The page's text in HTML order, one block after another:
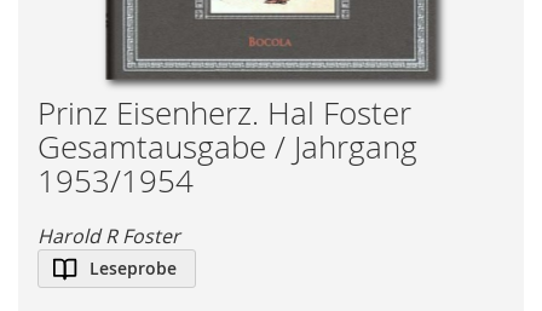
Skip
to
the
beginning
the
images
gallery
Prinz Eisenherz. Hal Foster
Gesamtausgabe / Jahrgang
1953/1954
Harold R Foster
Leseprobe